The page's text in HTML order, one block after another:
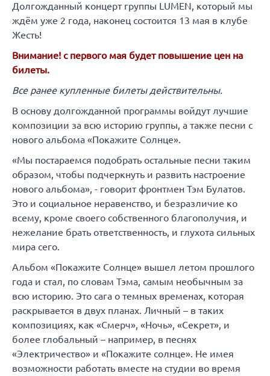
Долгожданный концерт группы LUMEN, который мы
ждём уже 2 года, наконец состоится 13 мая в клубе
Жесть!
Внимание! с первого мая будет повышение цен на
билеты.
Все ранее купленные билеты действительны.
В основу долгожданной программы войдут лучшие
композиции за всю историю группы, а также песни с
нового альбома «Покажите Солнце».
«Мы постараемся подобрать остальные песни таким
образом, чтобы подчеркнуть и развить настроение
нового альбома», - говорит фронтмен Тэм Булатов.
Это и социальное неравенство, и безразличие ко
всему, кроме своего собственного благополучия, и
нежелание брать ответственность, и глухота сильных
мира сего.
Альбом «Покажите Солнце» вышел летом прошлого
года и стал, по словам Тэма, самым необычным за
всю историю. Это сага о темных временах, которая
раскрывается в двух планах. Личный – в таких
композициях, как «Смерч», «Ночь», «Секрет», и
более глобальный – например, в песнях
«Электричество» и «Покажите солнце». Не имея
возможности работать вместе на студии во время